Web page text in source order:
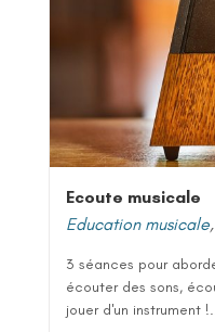
Ecoute musicale
Education musicale,
3 séances pour
écouter des sons,
jouer d'un instrument